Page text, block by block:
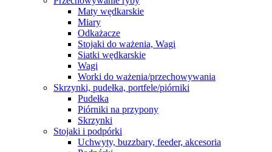
Maty wędkarskie
Miary
Odkażacze
Stojaki do ważenia, Wagi
Siatki wędkarskie
Wagi
Worki do ważenia/przechowywania
Skrzynki, pudełka, portfele/piórniki
Pudełka
Piórniki na przypony
Skrzynki
Stojaki i podpórki
Uchwyty, buzzbary, feeder, akcesoria